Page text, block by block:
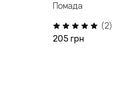
Помада
(2)
205 грн